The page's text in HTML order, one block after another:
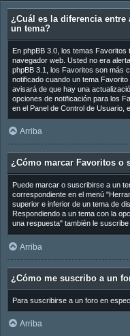
¿Cuál es la diferencia
un tema?
En phpBB 3.0, los temas
navegador web. Usted no era
phpBB 3.1, los Favoritos son más
notificado cuando un tema
avisará de que hay una
opciones de notificación para los
en el Panel de Control de Usuario,
Arriba
¿Cómo marcar Favoritos o
Puede marcar o suscribirse a un
correspondiente en el menú
superior e inferior de un tema de
Respondiendo a un tema con la
una respuesta" también le suscribe
Arriba
¿Cómo me suscribo a un
Para suscribirse a un foro en
Arriba